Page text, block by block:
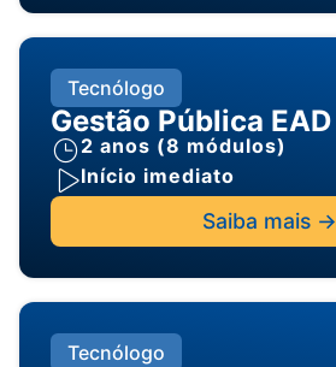
Tecnólogo
Gestão Pública EAD
2 anos (8 módulos)
Início imediato
Saiba mais ->
Tecnólogo